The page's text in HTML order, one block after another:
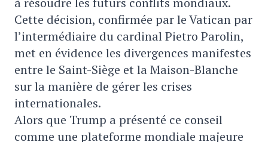
Cette décision, confirmée par le Vatican par
l’intermédiaire du cardinal Pietro Parolin,
met en évidence les divergences manifestes
entre le Saint-Siège et la Maison-Blanche
sur la manière de gérer les crises
internationales.
Alors que Trump a présenté ce conseil
comme une plateforme mondiale majeure